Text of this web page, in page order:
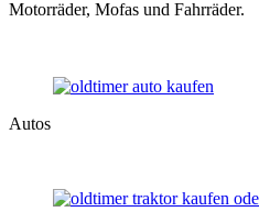
Motorräder, Mofas und Fahrräder.
Autos